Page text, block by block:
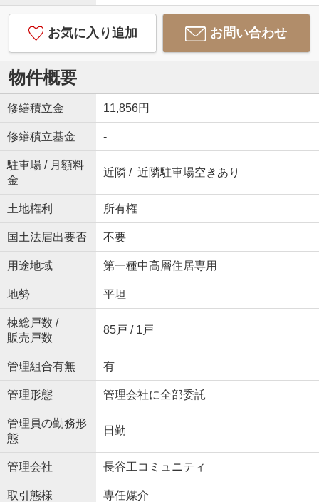
お気に入り追加 お問い合わせ
物件概要
修繕積立金 11,856円
修繕積立基金 -
駐車場 / 月額料
金
近隣 / 近隣駐車場空きあり
土地権利 所有権
国土法届出要否 不要
用途地域 第一種中高層住居専用
地勢 平坦
棟総戸数 /
販売戸数
85戸 / 1戸
管理組合有無 有
管理形態 管理会社に全部委託
管理員の勤務形
態
日勤
管理会社 長谷工コミュニティ
取引態様 専任媒介